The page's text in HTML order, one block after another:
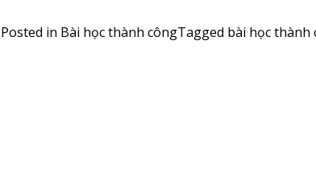
Posted in Bài học thành côngTagged bài học thành